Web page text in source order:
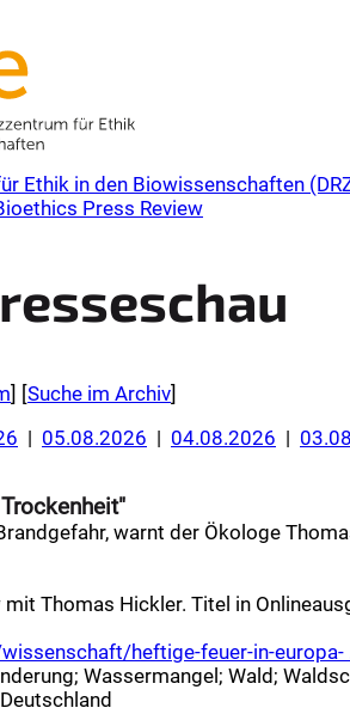
Ethik in den Biowissenschaften
Press Review
] [Suche im Archiv]
| 05.08.2026 | 04.08.2026 |
warnt der Ökologe
mit Thomas Hickler. Titel in
heftige-feuer-in-europa-
; Wassermangel ; Wald ;
Deutschland